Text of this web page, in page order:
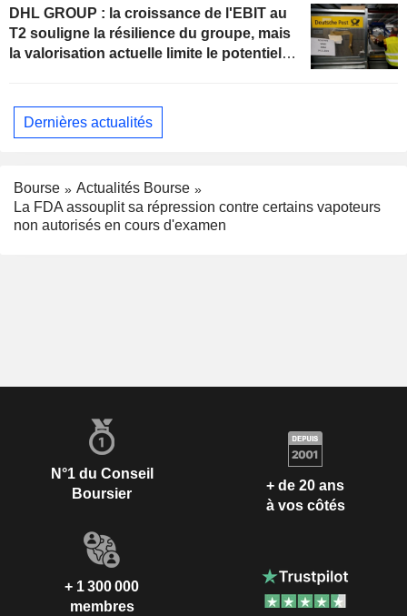
DHL GROUP : la croissance de l'EBIT au
T2 souligne la résilience du groupe, mais
la valorisation actuelle limite le potentiel
Dernières actualités
Bourse
Actualités Bourse
La FDA assouplit sa répression contre certains vapoteurs
non autorisés en cours d'examen
N°1 du Conseil
Boursier
+ de 20 ans
à vos côtés
+ 1 300 000
membres